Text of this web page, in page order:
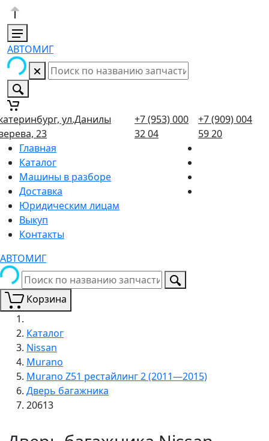
АВТОМИГ
ул.Данилы
23
+7 (953) 000
32 04
+7 (909) 004
59 20
Главная
Каталог
Машины в разборе
Доставка
Юридическим лицам
Выкуп
Контакты
АВТОМИГ
Корзина
Каталог
Nissan
Murano
Murano Z51 рестайлинг 2 (2011—2015)
Дверь багажника
20613